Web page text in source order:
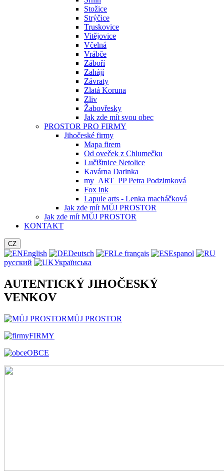
Stožice
Strýčice
Truskovice
Vitějovice
Včelná
Vrábče
Záboří
Zahájí
Závraty
Zlatá Koruna
Zliv
Žabovřesky
Jak zde mít svou obec
PROSTOR PRO FIRMY
Jihočeské firmy
Mapa firem
Od oveček z Chlumečku
Lučištnice Netolice
Kavárna Darinka
my_ART_PP Petra Podzimková
Fox ink
Lapule arts - Lenka macháčková
Jak zde mít MŮJ PROSTOR
Jak zde mít MŮJ PROSTOR
KONTAKT
CZ
English Deutsch Le français
Espanol
русский
Українська
AUTENTICKÝ JIHOČESKÝ
VENKOV
MŮJ PROSTOR
FIRMY
OBCE